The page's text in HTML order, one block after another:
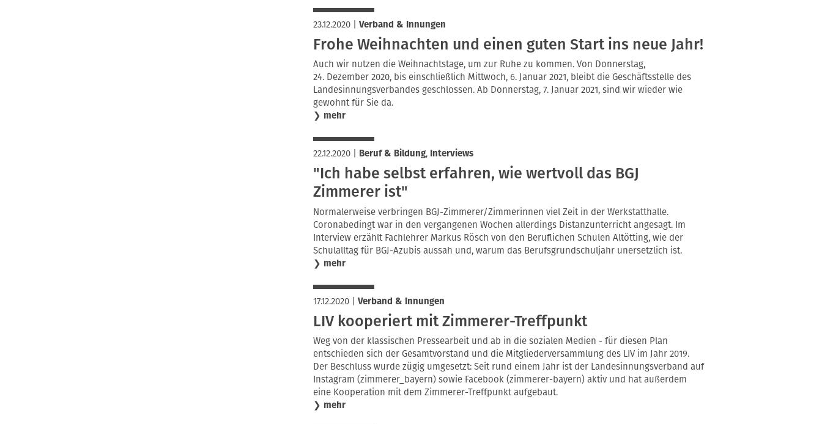
23.12.2020| Verband & Innungen
Frohe Weihnachten und einen guten Start ins neue Jahr!
Auch wir nutzen die Weihnachtstage, um zur Ruhe zu kommen. Von Donnerstag,
24. Dezember 2020, bis einschließlich Mittwoch, 6. Januar 2021, bleibt die Geschäftsstelle des
Landesinnungsverbandes geschlossen. Ab Donnerstag, 7. Januar 2021, sind wir wieder wie
gewohnt für Sie da.
❯ mehr
22.12.2020| Beruf & Bildung, Interviews
"Ich habe selbst erfahren, wie wertvoll das BGJ
Zimmerer ist"
Normalerweise verbringen BGJ-Zimmerer/Zimmerinnen viel Zeit in der Werkstatthalle.
Coronabedingt war in den vergangenen Wochen allerdings Distanzunterricht angesagt. Im
Interview erzählt Fachlehrer Markus Rösch von den Beruflichen Schulen Altötting, wie der
Schulalltag für BGJ-Azubis aussah und, warum das Berufsgrundschuljahr unersetzlich ist.
❯ mehr
17.12.2020| Verband & Innungen
LIV kooperiert mit Zimmerer-Treffpunkt
Weg von der klassischen Pressearbeit und ab in die sozialen Medien - für diesen Plan
entschieden sich der Gesamtvorstand und die Mitgliederversammlung des LIV im Jahr 2019.
Der Beschluss wurde zügig umgesetzt: Seit rund einem Jahr ist der Landesinnungsverband auf
Instagram (zimmerer_bayern) sowie Facebook (zimmerer-bayern) aktiv und hat außerdem
eine Kooperation mit dem Zimmerer-Treffpunkt aufgebaut.
❯ mehr